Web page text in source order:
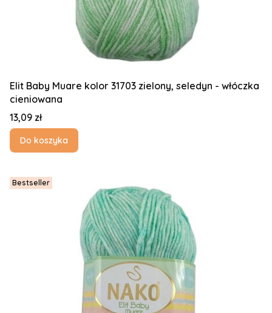
Elit Baby Muare kolor 31703 zielony, seledyn - włóczka
cieniowana
Cena
13,09 zł
Do koszyka
Bestseller